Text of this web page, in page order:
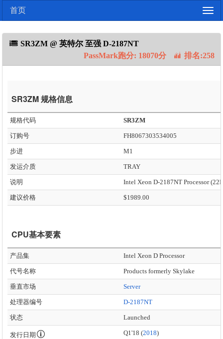
首页
SR3ZM @ 英特尔 至强 D-2187NT
PassMark跑分: 18070分
排名:258
SR3ZM 规格信息
规格代码 SR3ZM
订购号 FH8067303534005
步进 M1
发运介质 TRAY
说明
建议价格 $1989.00
CPU基本要素
产品集 Intel Xeon D Processor
代号名称 Products formerly Skylake
垂直市场 Server
处理器编号 D-2187NT
状态 Launched
发行日期 Q1'18 (2018)